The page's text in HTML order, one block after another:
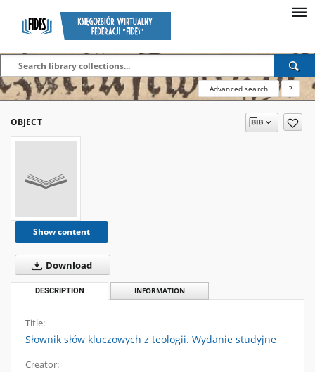
Advanced search ?
OBJECT
Show content
Download
DESCRIPTION INFORMATION
Title:
Słownik słów kluczowych z teologii. Wydanie studyjne
Creator: